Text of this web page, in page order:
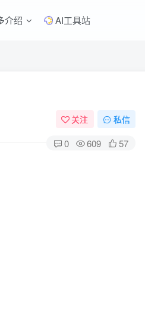
介绍 AI工具站
关注 私信
0 609 57